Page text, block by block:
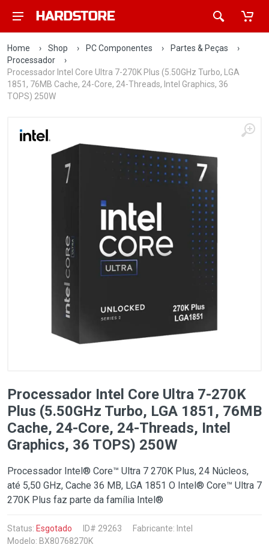
Home › Shop › PC Componentes › Partes & Peças
›
Processador
›
Processador Intel Core Ultra 7-270K Plus (5.50GHz Turbo, LGA
1851, 76MB Cache, 24-Core, 24-Threads, Intel Graphics, 36
TOPS) 250W
Processador Intel Core Ultra 7-270K
Plus (5.50GHz Turbo, LGA 1851, 76MB
Cache, 24-Core, 24-Threads, Intel
Graphics, 36 TOPS) 250W
Processador Intel® Core™ Ultra 7 270K Plus, 24 Núcleos,
até 5,50 GHz, Cache 36 MB, LGA 1851 O Intel® Core™ Ultra 7
270K Plus faz parte da família Intel®
Status: Esgotado ID# 29263 Fabricante: Intel
Modelo: BX80768270K